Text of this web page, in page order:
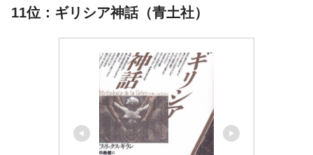
11位：ギリシア神話（青土社）